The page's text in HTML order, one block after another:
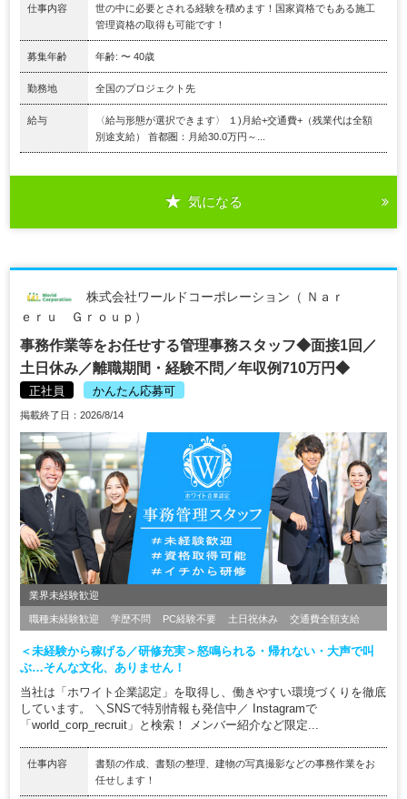
仕事内容
世の中に必要とされる経験を積めます！国家資格でもある施工
管理資格の取得も可能です！
募集年齢 年齢: 〜 40歳
勤務地 全国のプロジェクト先
給与
〈給与形態が選択できます〉 １)月給+交通費+（残業代は全額
別途支給） 首都圏：月給30.0万円～...
気になる
株式会社ワールドコーポレーション（ Ｎａｒ
ｅｒｕ Ｇｒｏｕｐ）
事務作業等をお任せする管理事務スタッフ◆面接1回／
土日休み／離職期間・経験不問／年収例710万円◆
正社員 かんたん応募可
掲載終了日：2026/8/14
業界未経験歓迎
職種未経験歓迎 学歴不問 PC経験不要 土日祝休み 交通費全額支給
＜未経験から稼げる／研修充実＞怒鳴られる・帰れない・大声で叫
ぶ…そんな文化、ありません！
当社は「ホワイト企業認定」を取得し、働きやすい環境づくりを徹底
しています。 ＼SNSで特別情報も発信中／ Instagramで
「world_corp_recruit」と検索！ メンバー紹介など限定...
仕事内容
書類の作成、書類の整理、建物の写真撮影などの事務作業をお
任せします！